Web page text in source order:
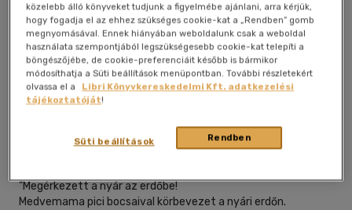
Kívánságlistához adom Megosztom
Móra Ferenc Ifjúsági Könyvkiad 2026|magyar nyelvű
"Megérkezett a nyár az erdőbe!
Medvemama pici bocsaival körbevezet a nyári erdőn.
közelebb álló könyveket tudjunk a figyelmébe ajánlani, arra kérjük,
hogy fogadja el az ehhez szükséges cookie-kat a „Rendben” gomb
megnyomásával. Ennek hiányában weboldalunk csak a weboldal
használata szempontjából legszükségesebb cookie-kat telepíti a
böngészőjébe, de cookie-preferenciáit később is bármikor
módosíthatja a Süti beállítások menüpontban. További részletekért
olvassa el a
Libri Könyvkereskedelmi Kft. adatkezelési
tájékoztatóját!
Rendben
Süti beállítások